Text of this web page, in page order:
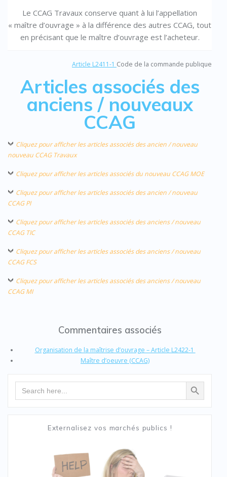
Le CCAG Travaux conserve quant à lui l’appellation
« maître d’ouvrage » à la différence des autres CCAG, tout
en précisant que le maître d’ouvrage est l’acheteur.
Article L2411-1 Code de la commande publique
Articles associés des
anciens / nouveaux
CCAG
Cliquez pour afficher les articles associés des ancien / nouveau
nouveau CCAG Travaux
Cliquez pour afficher les articles associés du nouveau CCAG MOE
Cliquez pour afficher les articles associés des ancien / nouveau
CCAG PI
Cliquez pour afficher les articles associés des anciens / nouveau
CCAG TIC
Cliquez pour afficher les articles associés des anciens / nouveau
CCAG FCS
Cliquez pour afficher les articles associés des anciens / nouveau
CCAG MI
Commentaires associés
Organisation de la maîtrise d’ouvrage – Article L2422-1
Maître d’oeuvre (CCAG)
Search Search Button
Externalisez vos marchés publics !